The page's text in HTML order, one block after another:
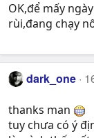
OK,để mấy
rùi,đang chạy
dark_one
thanks man
tuy chưa có ý